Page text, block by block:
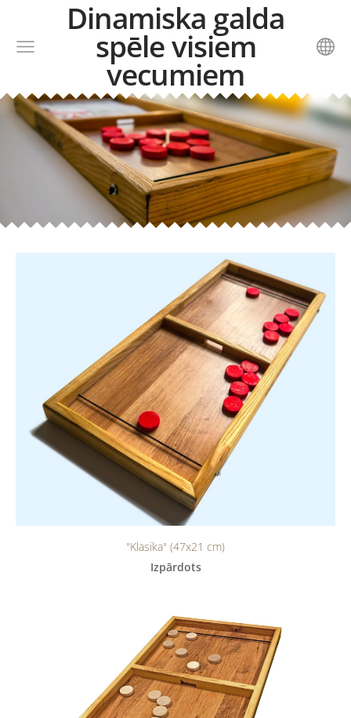
Dinamiska galda
spēle visiem
vecumiem
"Klasika" (47x21 cm)
Izpārdots